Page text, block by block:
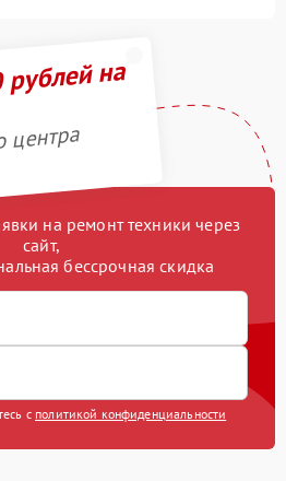
на
центра
на ремонт техники через
сайт,
бессрочная скидка
с политикой конфиденциальности